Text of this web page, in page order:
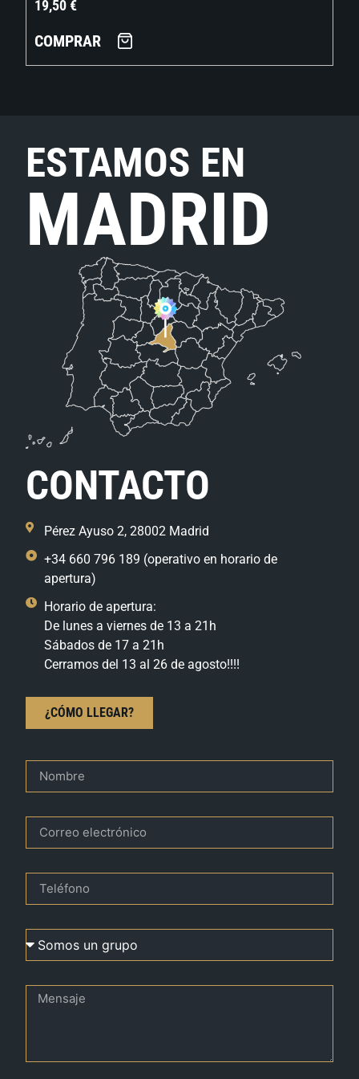
19,50€
COMPRAR
ESTAMOS EN
MADRID
CONTACTO
Pérez Ayuso 2, 28002 Madrid
+34 660 796 189 (operativo en horario de
apertura)
Horario de apertura:
De lunes a viernes de 13 a 21h
Sábados de 17 a 21h
Cerramos del 13 al 26 de agosto!!!!
¿CÓMO LLEGAR?